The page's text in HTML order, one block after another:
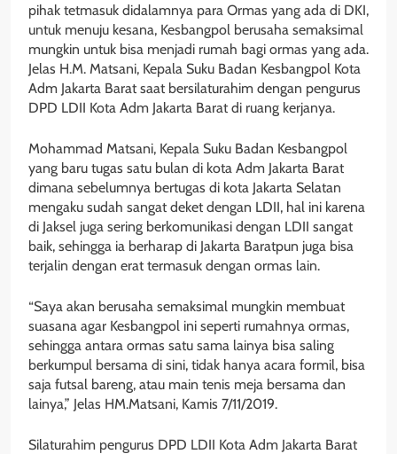
pihak tetmasuk didalamnya para Ormas yang ada di DKI,
untuk menuju kesana, Kesbangpol berusaha semaksimal
mungkin untuk bisa menjadi rumah bagi ormas yang ada.
Jelas H.M. Matsani, Kepala Suku Badan Kesbangpol Kota
Adm Jakarta Barat saat bersilaturahim dengan pengurus
DPD LDII Kota Adm Jakarta Barat di ruang kerjanya.
Mohammad Matsani, Kepala Suku Badan Kesbangpol
yang baru tugas satu bulan di kota Adm Jakarta Barat
dimana sebelumnya bertugas di kota Jakarta Selatan
mengaku sudah sangat deket dengan LDII, hal ini karena
di Jaksel juga sering berkomunikasi dengan LDII sangat
baik, sehingga ia berharap di Jakarta Baratpun juga bisa
terjalin dengan erat termasuk dengan ormas lain.
“Saya akan berusaha semaksimal mungkin membuat
suasana agar Kesbangpol ini seperti rumahnya ormas,
sehingga antara ormas satu sama lainya bisa saling
berkumpul bersama di sini, tidak hanya acara formil, bisa
saja futsal bareng, atau main tenis meja bersama dan
lainya,” Jelas HM.Matsani, Kamis 7/11/2019.
Silaturahim pengurus DPD LDII Kota Adm Jakarta Barat